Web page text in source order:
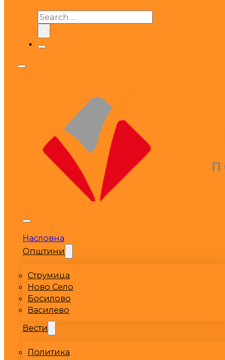
Search
Насловна
Општини
Струмица
Ново Село
Босилово
Василево
Вести
Политика